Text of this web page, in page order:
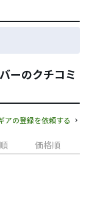
ーのクチコミ
アの登録を依頼する
価格順